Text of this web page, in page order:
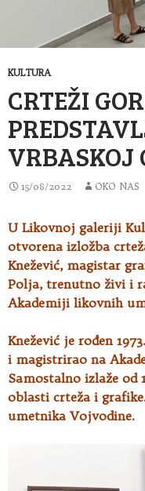
KULTURA
CRTEŽI
VRBASKOJ
15/08/2022 OKO NAS
U Likovnoj galeriji
otvorena izložba
Knežević, magistar
Polja, trenutno živi i
Akademiji likovnih
Knežević je rođen
i magistrirao na
Samostalno izlaže od
oblasti crteža i
umetnika Vojvodine.